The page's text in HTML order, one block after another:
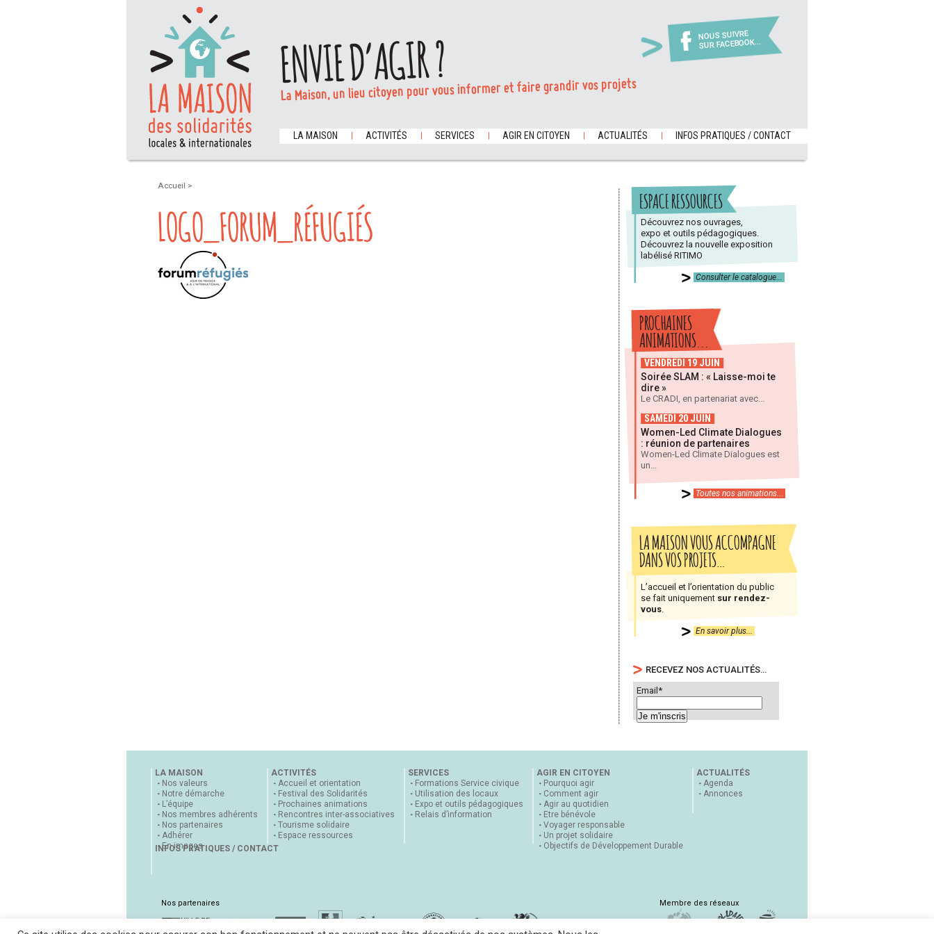
NOUS SUIVRE
SUR FACEBOOK...
ENVIE D’AGIR ?
La Maison, un lieu citoyen pour vous informer et faire grandir vos projets
LA MAISON ACTIVITÉS SERVICES AGIR EN CITOYEN ACTUALITÉS INFOS PRATIQUES / CONTACT
Accueil >
LOGO_FORUM_RÉFUGIÉS
ESPACE RESSOURCES
Découvrez nos ouvrages,
expo et outils pédagogiques.
Découvrez la nouvelle exposition
labélisé RITIMO
Consulter le catalogue...
PROCHAINES
ANIMATIONS...
VENDREDI 19 JUIN
Soirée SLAM : « Laisse-moi te
dire »
Le CRADI, en partenariat avec...
SAMEDI 20 JUIN
Women-Led Climate Dialogues
: réunion de partenaires
Women-Led Climate Dialogues est
un...
Toutes nos animations...
LA MAISON VOUS ACCOMPAGNE
DANS VOS PROJETS…
L’accueil et l’orientation du public
se fait uniquement sur rendez-
vous
En savoir plus...
RECEVEZ NOS ACTUALITÉS…
Email*
LA MAISON
Nos valeurs
Notre démarche
L’équipe
Nos membres adhérents
Nos partenaires
Adhérer
En images
ACTIVITÉS
Accueil et orientation
Festival des Solidarités
Prochaines animations
Rencontres inter-associatives
Tourisme solidaire
Espace ressources
SERVICES
Formations Service civique
Utilisation des locaux
Expo et outils pédagogiques
Relais d’information
AGIR EN CITOYEN
Pourquoi agir
Comment agir
Agir au quotidien
Etre bénévole
Voyager responsable
Un projet solidaire
Objectifs de Développement Durable
ACTUALITÉS
Agenda
Annonces
INFOS PRATIQUES / CONTACT
Nos partenaires Membre des réseaux